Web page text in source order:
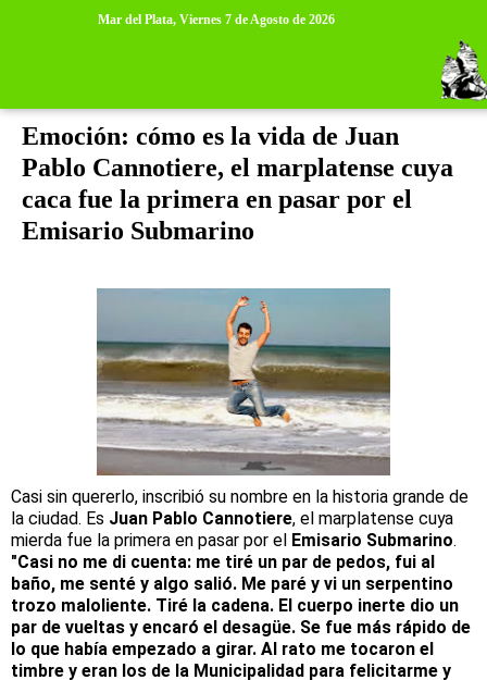
Mar del Plata, Viernes 7 de Agosto de 2026
Emoción: cómo es la vida de Juan
Pablo Cannotiere, el marplatense cuya
caca fue la primera en pasar por el
Emisario Submarino
Casi sin quererlo, inscribió su nombre en la historia grande de
la ciudad. Es Juan Pablo Cannotiere, el marplatense cuya
mierda fue la primera en pasar por el Emisario Submarino.
"Casi no me di cuenta: me tiré un par de pedos, fui al
baño, me senté y algo salió. Me paré y vi un serpentino
trozo maloliente. Tiré la cadena. El cuerpo inerte dio un
par de vueltas y encaró el desagüe. Se fue más rápido de
lo que había empezado a girar. Al rato me tocaron el
timbre y eran los de la Municipalidad para felicitarme y